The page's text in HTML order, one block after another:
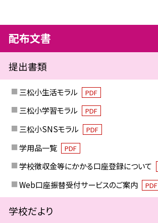
配布文書
提出書類
三松小生活モラル PDF
三松小学習モラル PDF
三松小SNSモラル PDF
学用品一覧 PDF
学校徴収金等にかかる口座登録について
Web口座振替受付サービスのご案内 PDF
学校だより